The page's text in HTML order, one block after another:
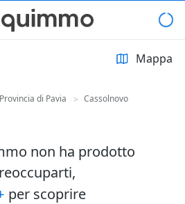
Mappa
Provincia di Pavia > Cassolnovo
non ha prodotto
per scoprire